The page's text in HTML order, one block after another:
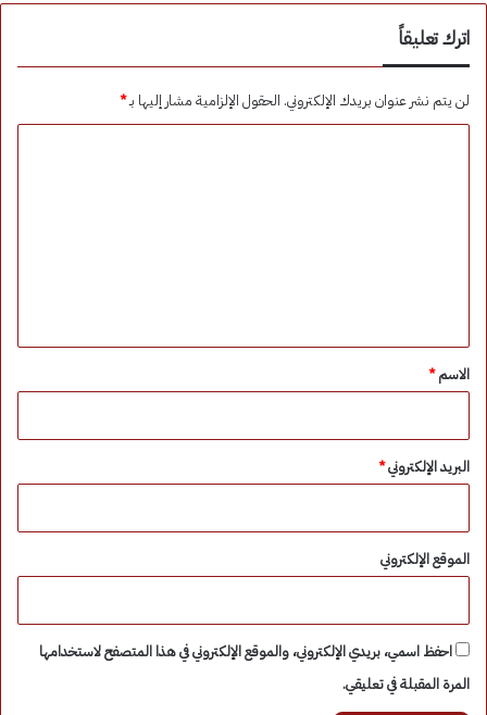
اترك تعليقاً
لن يتم نشر عنوان بريدك الإلكتروني. الحقول الإلزامية مشار إليها بـ*
*
الاسم*
البريد الإلكتروني*
الموقع الإلكتروني
احفظ اسمي، بريدي الإلكتروني، والموقع الإلكتروني في هذا المتصفح لاستخدامها
المرة المقبلة في تعليقي.